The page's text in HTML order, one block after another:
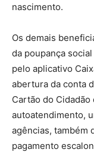
nascimento.
Os demais
da poupança
pelo aplicativo
abertura da conta
Cartão do
autoatendimento,
agências, também
pagamento